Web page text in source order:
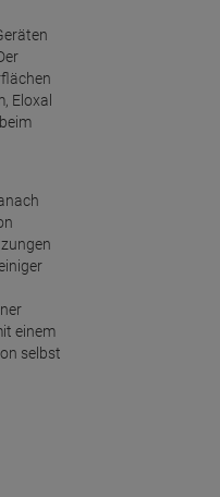
Eloxal
einem
selbst